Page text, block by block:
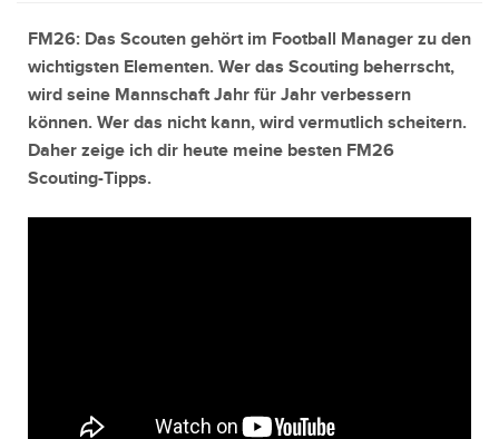
FM26: Das Scouten gehört im Football Manager zu den
wichtigsten Elementen. Wer das Scouting beherrscht,
wird seine Mannschaft Jahr für Jahr verbessern
können. Wer das nicht kann, wird vermutlich scheitern.
Daher zeige ich dir heute meine besten FM26
Scouting-Tipps.